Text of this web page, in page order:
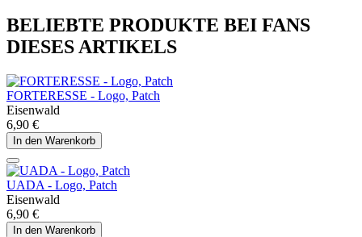
BELIEBTE PRODUKTE BEI FANS
DIESES ARTIKELS
FORTERESSE - Logo, Patch
Eisenwald
6,90 €
In den Warenkorb
UADA - Logo, Patch
Eisenwald
6,90 €
In den Warenkorb